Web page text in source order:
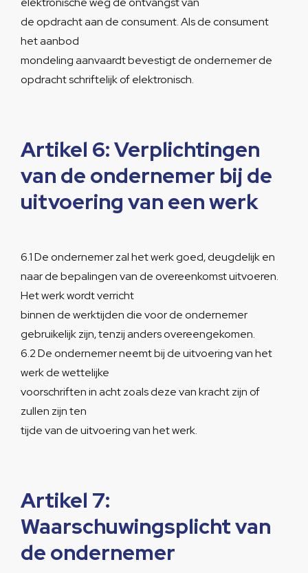
de opdracht aan de consument. Als de consument
het aanbod
mondeling aanvaardt bevestigt de ondernemer de
opdracht schriftelijk of elektronisch.
Artikel 6: Verplichtingen
van de ondernemer bij de
uitvoering van een werk
6.1 De ondernemer zal het werk goed, deugdelijk en
naar de bepalingen van de overeenkomst uitvoeren.
Het werk wordt verricht
binnen de werktijden die voor de ondernemer
gebruikelijk zijn, tenzij anders overeengekomen.
6.2 De ondernemer neemt bij de uitvoering van het
werk de wettelijke
voorschriften in acht zoals deze van kracht zijn of
zullen zijn ten
tijde van de uitvoering van het werk.
Artikel 7:
Waarschuwingsplicht van
de ondernemer